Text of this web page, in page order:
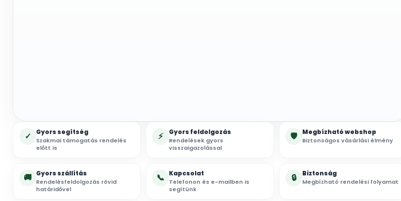
✓ Gyors segítség
Szakmai támogatás rendelés
előtt is
⚡ Gyors feldolgozás
Rendelések gyors
visszaigazolással
🛡 Megbízható webshop
Biztonságos vásárlási élmény
🚚 Gyors szállítás
Rendelésfeldolgozás rövid
határidővel
📞 Kapcsolat
Telefonon és e-mailben is
segítünk
🔒 Biztonság
Megbízható rendelési folyamat